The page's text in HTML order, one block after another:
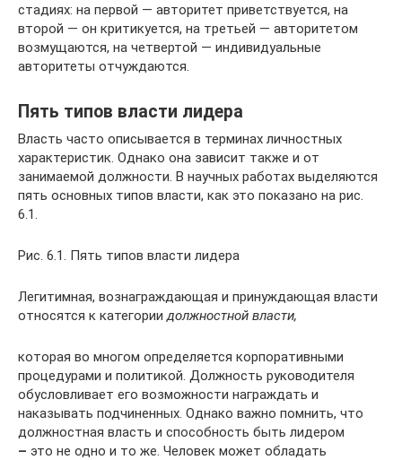
стадиях: на первой — авторитет приветствуется, на
второй — он критикуется, на третьей — авторитетом
возмущаются, на четвертой — индивидуальные
авторитеты отчуждаются.
Пять типов власти лидера
Власть часто описывается в терминах личностных
характеристик. Однако она зависит также и от
занимаемой должности. В научных работах выделяются
пять основных типов власти, как это показано на рис.
6.1.
Рис. 6.1. Пять типов власти лидера
Легитимная, вознаграждающая и принуждающая власти
относятся к категориидолжностной власти,
которая во многом определяется корпоративными
процедурами и политикой. Должность руководителя
обусловливает его возможности награждать и
наказывать подчиненных. Однако важно помнить, что
должностная власть и способность быть лидером
– это не одно и то же. Человек может обладать